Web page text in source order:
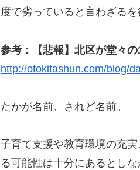
度で劣っていると言わざるを
参考：【悲報】北区が堂々
http://otokitashun.com/blog/
たかが名前、されど名前。
子育て支援や教育環境の充
る可能性は十分にあるとし